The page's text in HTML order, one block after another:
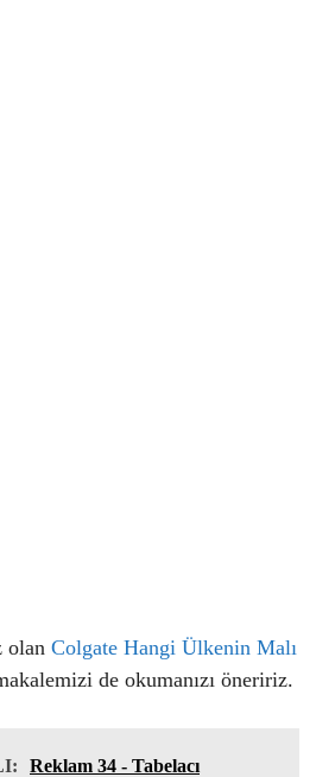
olan Colgate Hangi Ülkenin Malı
de okumanızı öneririz.
Reklam 34 - Tabelacı